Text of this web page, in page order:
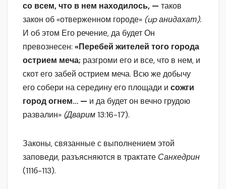
со всем, что в нем находилось, — таков
закон об «отверженном городе» (upанидахат).
И об этом Его речение, да будет Он
превознесен: «Перебей жителей того города
острием меча; разгроми его и все, что в нем, и
скот его забей острием меча. Всю же добычу
его собери на середину его площади и сожги
город огнем… — и да будет он вечно грудою
развалин» (Дварим13:16-17).
Законы, связанные с выполнением этой
заповеди, разъясняются в трактате Санхедрин
(111б-113).